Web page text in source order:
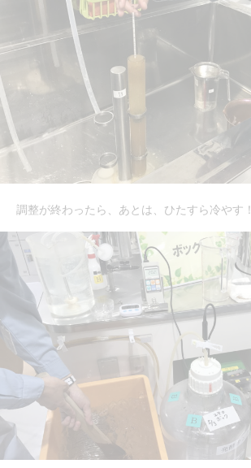
調整が終わったら、あとは、ひたすら冷やす！